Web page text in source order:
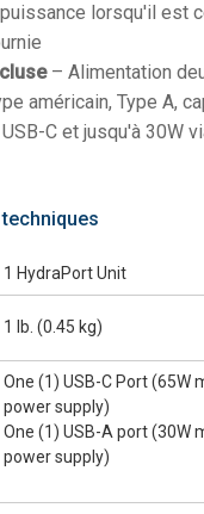
lorsqu'il est
– Alimentation
américain, Type A,
C et jusqu'à 30W
1 HydraPort Unit
1 lb. (0.45 kg)
One (1) USB-C Port (65W
power supply)
One (1) USB-A port (30W
power supply)